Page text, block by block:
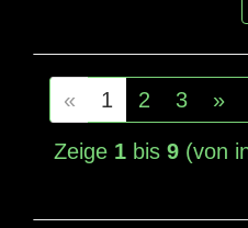
« 1 2 3 »
Zeige 1 bis9 (von